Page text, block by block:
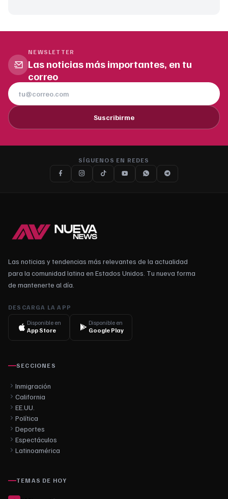
NEWSLETTER
Las noticias más importantes, en tu
correo
Suscribirme
SÍGUENOS EN REDES
Las noticias y tendencias más relevantes de la actualidad
para la comunidad latina en Estados Unidos. Tu nueva forma
de mantenerte al día.
DESCARGA LA APP
Disponible en
App Store
Disponible en
Google Play
SECCIONES
Inmigración
California
EE.UU.
Política
Deportes
Espectáculos
Latinoamérica
TEMAS DE HOY